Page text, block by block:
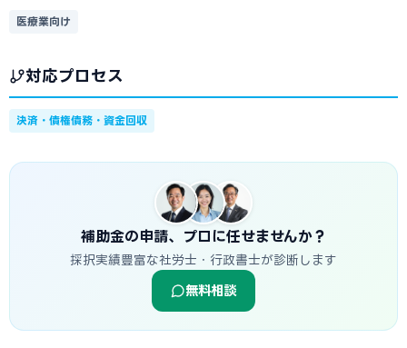
医療業向け
対応プロセス
決済・債権債務・資金回収
補助金の申請、プロに任せませんか？
採択実績豊富な社労士・行政書士が診断します
無料相談